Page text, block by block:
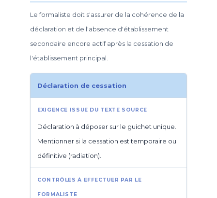
Le formaliste doit s'assurer de la cohérence de la
déclaration et de l'absence d'établissement
secondaire encore actif après la cessation de
l'établissement principal.
Déclaration de cessation
Déclaration à déposer sur le guichet unique.
Mentionner si la cessation est temporaire ou
définitive (radiation).